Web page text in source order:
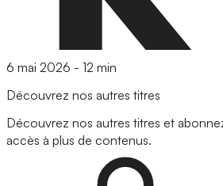
6 mai 2026 - 12 min
Découvrez nos autres titres
Découvrez nos autres titres et
accès à plus de contenus.